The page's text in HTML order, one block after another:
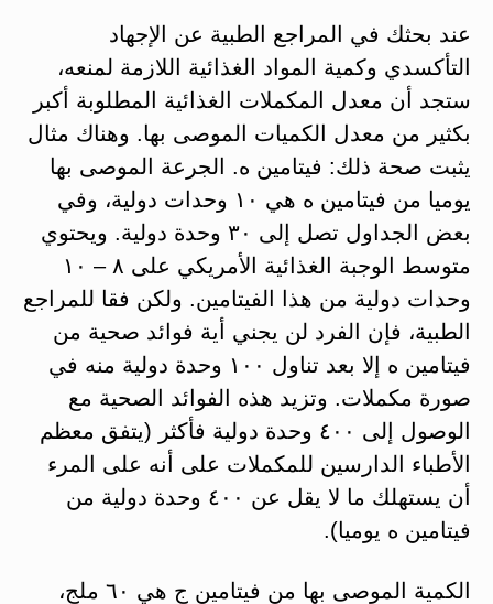
عند بحثك في المراجع الطبية عن الإجهاد
التأكسدي وكمية المواد الغذائية اللازمة لمنعه،
ستجد أن معدل المكملات الغذائية المطلوبة أكبر
بكثير من معدل الكميات الموصى بها. وهناك مثال
يثبت صحة ذلك: فيتامين ه. الجرعة الموصى بها
يوميا من فيتامين ه هي ١٠ وحدات دولية، وفي
بعض الجداول تصل إلى ٣٠ وحدة دولية. ويحتوي
متوسط الوجبة الغذائية الأمريكي على ٨ – ١٠
وحدات دولية من هذا الفيتامين. ولكن فقا للمراجع
الطبية، فإن الفرد لن يجني أية فوائد صحية من
فيتامين ه إلا بعد تناول ١٠٠ وحدة دولية منه في
صورة مكملات. وتزيد هذه الفوائد الصحية مع
الوصول إلى ٤٠٠ وحدة دولية فأكثر (يتفق معظم
الأطباء الدارسين للمكملات على أنه على المرء
أن يستهلك ما لا يقل عن ٤٠٠ وحدة دولية من
فيتامين ه يوميا).
الكمية الموصى بها من فيتامين ج هي ٦٠ ملج،